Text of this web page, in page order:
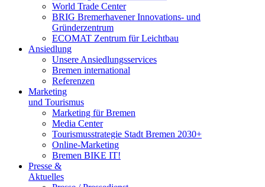
World Trade Center
BRIG Bremerhavener Innovations- und
Gründerzentrum
ECOMAT Zentrum für Leichtbau
Ansiedlung
Unsere Ansiedlungsservices
Bremen international
Referenzen
Marketing
und Tourismus
Marketing für Bremen
Media Center
Tourismusstrategie Stadt Bremen 2030+
Online-Marketing
Bremen BIKE IT!
Presse &
Aktuelles